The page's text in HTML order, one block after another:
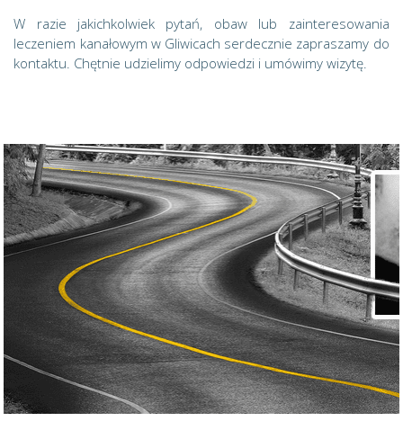
W razie jakichkolwiek pytań, obaw lub zainteresowania
leczeniem kanałowym w Gliwicach serdecznie zapraszamy do
kontaktu. Chętnie udzielimy odpowiedzi i umówimy wizytę.